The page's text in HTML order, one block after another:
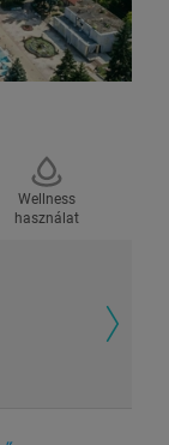
szoba/éj,
hétköznapokon.
felár ellenében, a
egyeztetett
Wellness
használat